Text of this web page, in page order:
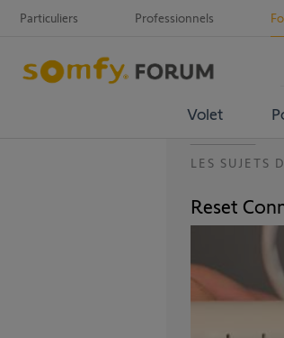
Particuliers Professionnels
Volet
LES SUJETS
Reset